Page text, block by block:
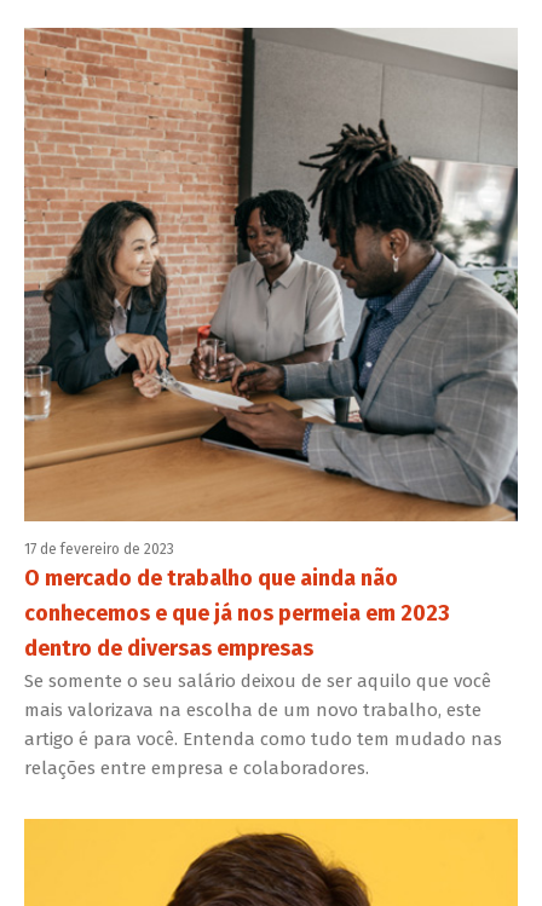
17 de fevereiro de 2023
O mercado de trabalho que ainda não
conhecemos e que já nos permeia em 2023
dentro de diversas empresas
Se somente o seu salário deixou de ser aquilo que você
mais valorizava na escolha de um novo trabalho, este
artigo é para você. Entenda como tudo tem mudado nas
relações entre empresa e colaboradores.